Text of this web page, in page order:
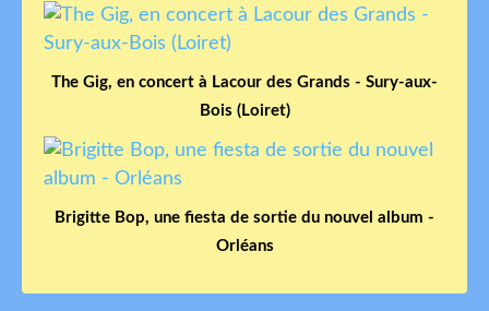
The Gig, en concert à Lacour des Grands - Sury-aux-
Bois (Loiret)
Brigitte Bop, une fiesta de sortie du nouvel album -
Orléans